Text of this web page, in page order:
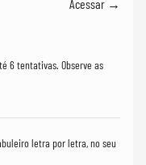
Acessar →
6 tentativas. Observe as
letra por letra, no seu